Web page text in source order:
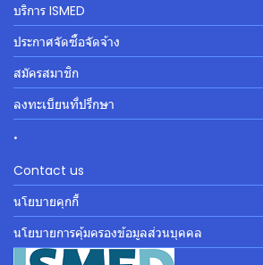
บริการ ISMED
ประกาศจัดซื้อจัดจ้าง
สมัครสมาชิก
ลงทะเบียนที่ปรึกษา
.
Contact us
นโยบายคุกกี้
นโยบายการคุ้มครองข้อมูลส่วนบุคคล